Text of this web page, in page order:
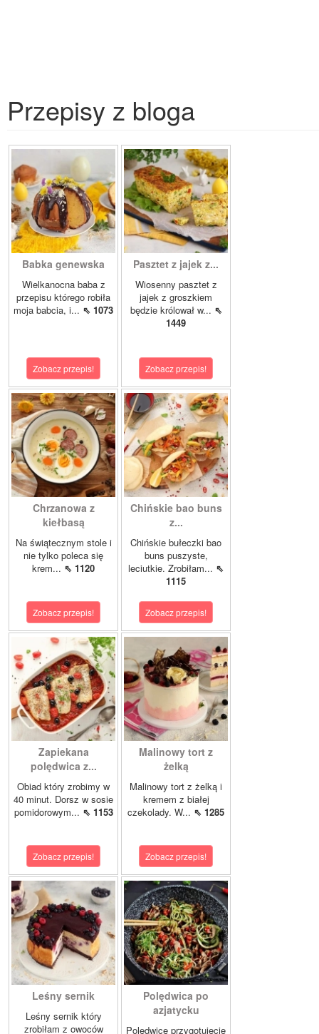
Przepisy z bloga
Babka genewska
Wielkanocna baba z
przepisu którego robiła
moja babcia, i... ⇖ 1073
Zobacz przepis!
Pasztet z jajek z...
Wiosenny pasztet z
jajek z groszkiem
będzie królował w... ⇖
1449
Zobacz przepis!
Chrzanowa z
kiełbasą
Na świątecznym stole i
nie tylko poleca się
krem... ⇖ 1120
Zobacz przepis!
Chińskie bao buns
z...
Chińskie bułeczki bao
buns puszyste,
leciutkie. Zrobiłam... ⇖
1115
Zobacz przepis!
Zapiekana
polędwica z...
Obiad który zrobimy w
40 minut. Dorsz w sosie
pomidorowym... ⇖ 1153
Zobacz przepis!
Malinowy tort z
żelką
Malinowy tort z żelką i
kremem z białej
czekolady. W... ⇖ 1285
Zobacz przepis!
Leśny sernik
Leśny sernik który
zrobiłam z owoców
Polędwica po
azjatycku
Polędwicę przygotujecie